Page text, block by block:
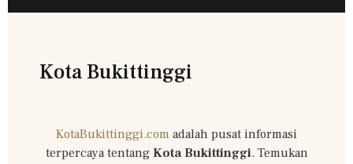
Kota Bukittinggi
KotaBukittinggi.com adalah pusat informasi
terpercaya tentang Kota Bukittinggi. Temukan